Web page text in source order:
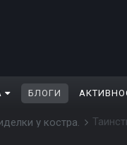
БЛОГИ
у костра.